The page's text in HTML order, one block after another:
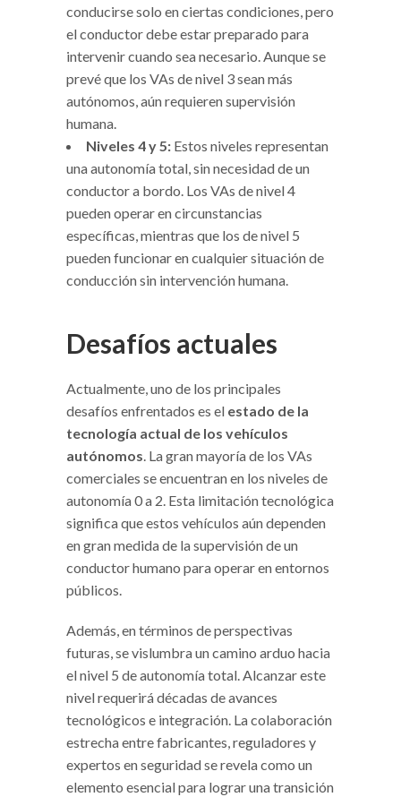
conducirse solo en ciertas condiciones, pero
el conductor debe estar preparado para
intervenir cuando sea necesario. Aunque se
prevé que los VAs de nivel 3 sean más
autónomos, aún requieren supervisión
humana.
Niveles 4 y 5: Estos niveles representan
una autonomía total, sin necesidad de un
conductor a bordo. Los VAs de nivel 4
pueden operar en circunstancias
específicas, mientras que los de nivel 5
pueden funcionar en cualquier situación de
conducción sin intervención humana.
Desafíos actuales
Actualmente, uno de los principales
desafíos enfrentados es el estado de la
tecnología actual de los vehículos
autónomos. La gran mayoría de los VAs
comerciales se encuentran en los niveles de
autonomía 0 a 2. Esta limitación tecnológica
significa que estos vehículos aún dependen
en gran medida de la supervisión de un
conductor humano para operar en entornos
públicos.
Además, en términos de perspectivas
futuras, se vislumbra un camino arduo hacia
el nivel 5 de autonomía total. Alcanzar este
nivel requerirá décadas de avances
tecnológicos e integración. La colaboración
estrecha entre fabricantes, reguladores y
expertos en seguridad se revela como un
elemento esencial para lograr una transición